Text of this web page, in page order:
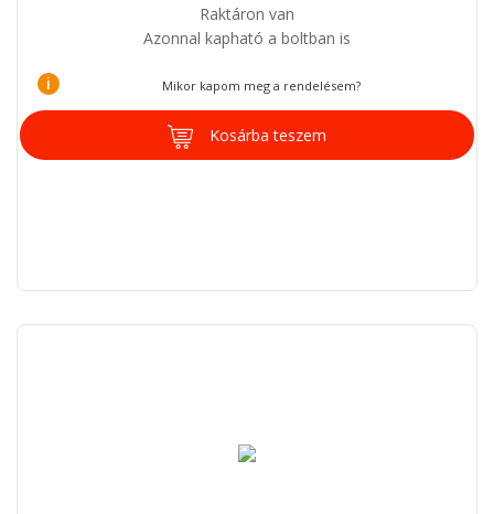
Raktáron van
Azonnal kapható a boltban is
i Mikor kapom meg a rendelésem?
Kosárba teszem